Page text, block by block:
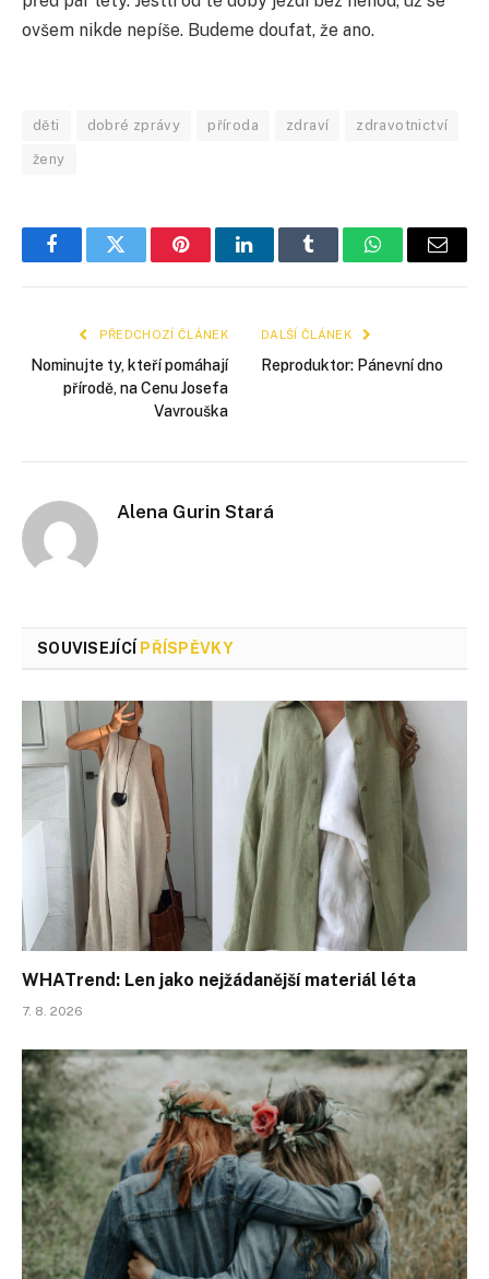
ovšem nikde nepíše. Budeme doufat, že ano.
děti dobré zprávy příroda zdraví zdravotnictví
ženy
FacebookTwitter PinterestLinkedInTumblr WhatsApp
E-
PŘEDCHOZÍ ČLÁNEK
Nominujte ty, kteří pomáhají
přírodě, na Cenu Josefa
Vavrouška
DALŠÍ ČLÁNEK
Reproduktor: Pánevní dno
Alena Gurin Stará
SOUVISEJÍCÍ PŘÍSPĚVKY
WHATrend: Len jako nejžádanější materiál léta
7. 8. 2026